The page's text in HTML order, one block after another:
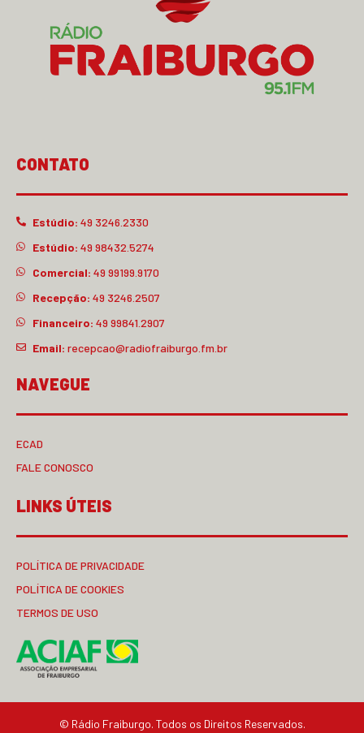
CONTATO
Estúdio: 49 3246.2330
Estúdio: 49 98432.5274
Comercial: 49 99199.9170
Recepção: 49 3246.2507
Financeiro: 49 99841.2907
Email: recepcao@radiofraiburgo.fm.br
NAVEGUE
ECAD
FALE CONOSCO
LINKS ÚTEIS
POLÍTICA DE PRIVACIDADE
POLÍTICA DE COOKIES
TERMOS DE USO
© Rádio Fraiburgo. Todos os Direitos Reservados.